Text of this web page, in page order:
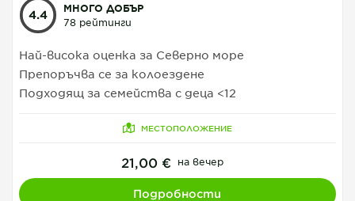
4.4
МНОГО ДОБЪР
78 рейтинги
Най-висока оценка за Северно море
Препоръчва се за колоездене
Подходящ за семейства с деца <12
МЕСТОПОЛОЖЕНИЕ
21,00 € на вечер
Подробности